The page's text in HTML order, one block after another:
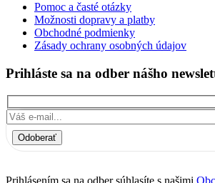
Pomoc a časté otázky
Možnosti dopravy a platby
Obchodné podmienky
Zásady ochrany osobných údajov
Prihláste sa na odber nášho
Odoberať